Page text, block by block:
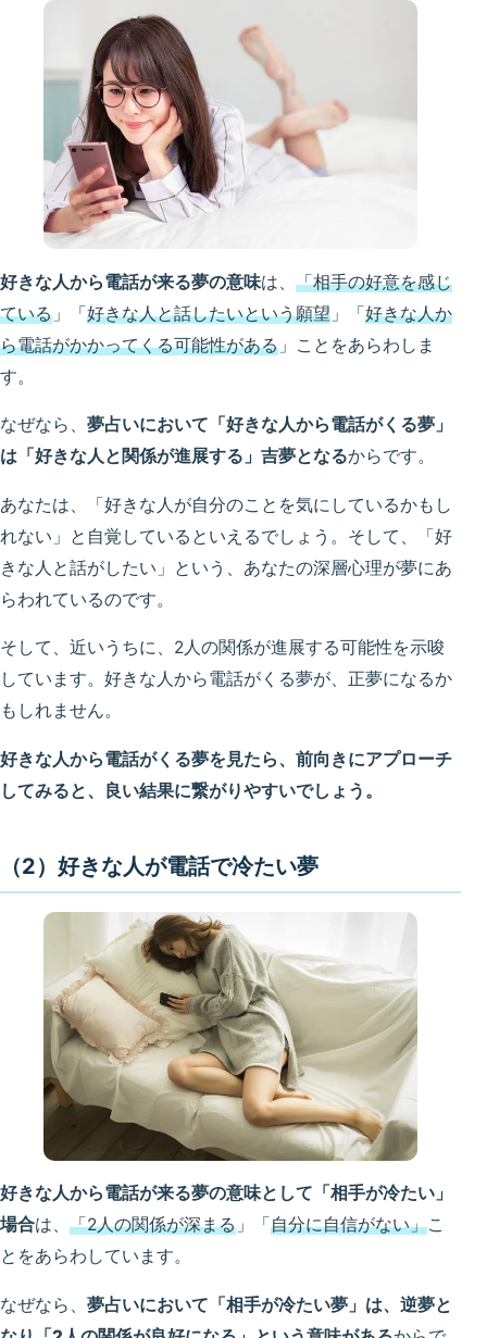
好きな人から電話が来る夢の意味は、 「相手の好意を感じ
ている 」「好きな人と話したいという願望 」「好きな人か
ら電話がかかってくる可能性がある 」ことをあらわしま
す。
なぜなら、 夢占いにおいて「好きな人から電話がくる夢」
は「好きな人と関係が進展する」吉夢となるからです。
あなたは、「好きな人が自分のことを気にしているかもし
れない」と自覚しているといえるでしょう。そして、「好
きな人と話がしたい」という、あなたの深層心理が夢にあ
らわれているのです。
そして、近いうちに、2人の関係が進展する可能性を示唆
しています。好きな人から電話がくる夢が、正夢になるか
もしれません。
好きな人から電話がくる夢を見たら、前向きにアプローチ
してみると、良い結果に繋がりやすいでしょう。
（2）好きな人が電話で冷たい夢
好きな人から電話が来る夢の意味として「相手が冷たい」
場合は、 「2人の関係が深まる 」「自分に自信がない」こ
とをあらわしています。
なぜなら、 夢占いにおいて「相手が冷たい夢」は、逆夢と